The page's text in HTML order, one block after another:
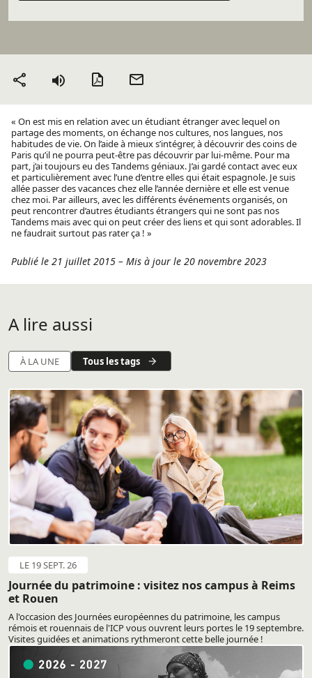
Partager Version PDF
« On est mis en relation avec un étudiant étranger avec lequel on
partage des moments, on échange nos cultures, nos langues, nos
habitudes de vie. On l’aide à mieux s’intégrer, à découvrir des coins de
Paris qu’il ne pourra peut-être pas découvrir par lui-même. Pour ma
part, j’ai toujours eu des Tandems géniaux. J’ai gardé contact avec eux
et particulièrement avec l’une d’entre elles qui était espagnole. Je suis
allée passer des vacances chez elle l’année dernière et elle est venue
chez moi. Par ailleurs, avec les différents événements organisés, on
peut rencontrer d’autres étudiants étrangers qui ne sont pas nos
Tandems mais avec qui on peut créer des liens et qui sont adorables. Il
ne faudrait surtout pas rater ça ! »
Publié le 21 juillet 2015 – Mis à jour le 20 novembre 2023
A lire aussi
À LA UNE Tous les tags
LE 19 SEPT. 26
Journée du patrimoine : visitez nos campus à Reims
et Rouen
A l'occasion des Journées européennes du patrimoine, les campus
rémois et rouennais de l'ICP vous ouvrent leurs portes le 19 septembre.
Visites guidées et animations rythmeront cette belle journée !